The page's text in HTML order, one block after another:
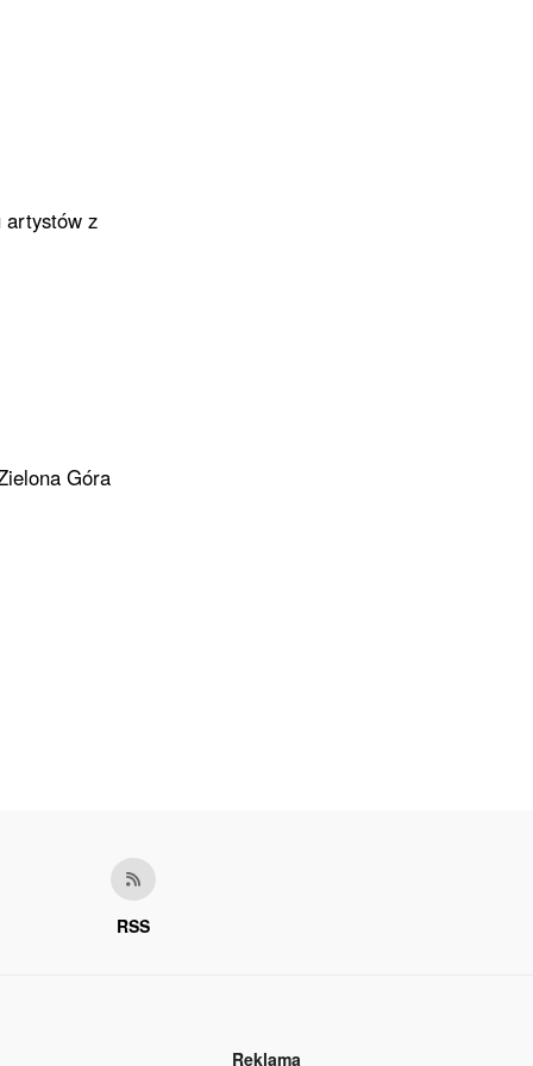
artystów z
Góra
RSS
Reklama